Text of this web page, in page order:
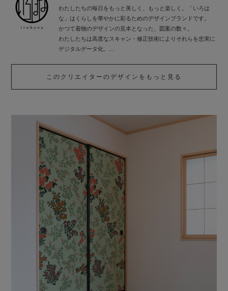
わたしたちの毎日をもっと美しく、もっと楽しく。「いろは
な」はくらしを華やかに彩るためのデザインブランドです。
かつて着物のデザインの見本となった、図案の数々。
わたしたちは高度なスキャン・修正技術によりそれらを忠実に
デジタルデータ化。
いろはなはインテリアを中心としたさまざまなシーンに向け、
これからも日本の伝統的なデザインを提案していきます。
このクリエイターのデザインをもっと見る